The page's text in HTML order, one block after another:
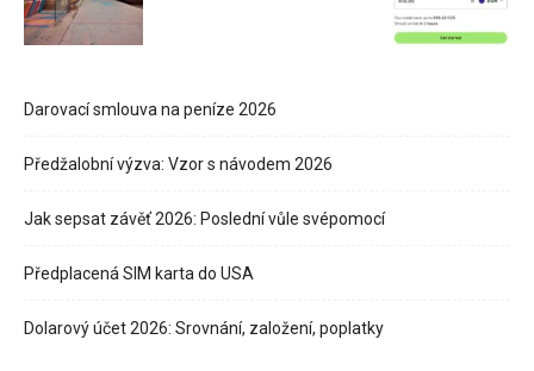
Darovací smlouva na peníze 2026
Předžalobní výzva: Vzor s návodem 2026
Jak sepsat závěť 2026: Poslední vůle svépomocí
Předplacená SIM karta do USA
Dolarový účet 2026: Srovnání, založení, poplatky